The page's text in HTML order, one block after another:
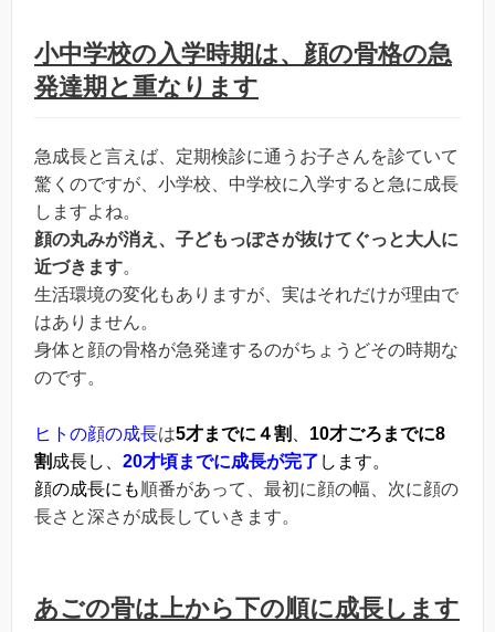
小中学校の入学時期は、顔の骨格の急
発達期と重なります
急成長と言えば、定期検診に通うお子さんを診ていて
驚くのですが、小学校、中学校に入学すると急に成長
しますよね。
顔の丸みが消え、子どもっぽさが抜けてぐっと大人に
近づきます。
生活環境の変化もありますが、実はそれだけが理由で
はありません。
身体と顔の骨格が急発達するのがちょうどその時期な
のです。
ヒトの顔の成長は5才までに４割 10才ごろまでに8
割 成長し、 20才頃までに成長が完了 します。
顔の成長にも順番があって、最初に顔の幅、次に顔の
長さと深さが成長していきます。
あごの骨は上から下の順に成長します